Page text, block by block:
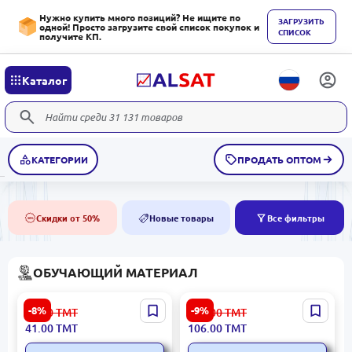
Нужно купить много позиций? Не ищите по
одной! Просто загрузите свой список покупок и
получите КП.
ЗАГРУЗИТЬ
СПИСОК
Каталог
КАТЕГОРИИ ПРОДАТЬ ОПТОМ
50% Скидки от 50% NEW Новые товары Все фильтры
ОБУЧАЮЩИЙ МАТЕРИАЛ
-8%
3000 примеров BK-
00020431 | Учебная
тетрадь 1 класс Счёт до
10
45.00ТМТ
41.00ТМТ
-9%
BK BK-00088074 | Детский
LCD планшет 12 дюймов
многоразовый
117.00ТМТ
106.00ТМТ